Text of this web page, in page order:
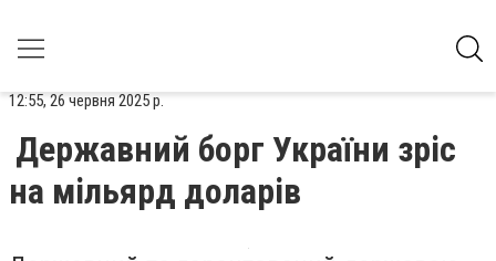
12:55, 26 червня 2025 р.
Державний борг України зріс
на мільярд доларів